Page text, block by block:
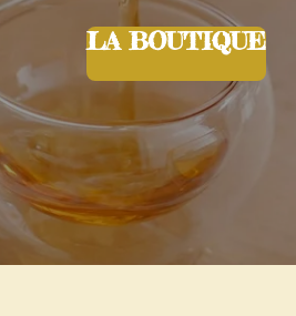
LA BOUTIQUE